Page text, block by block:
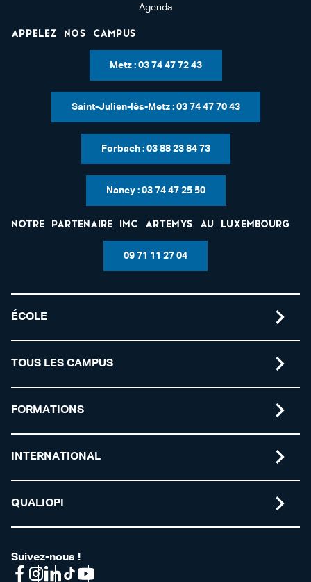
Agenda
Appelez nos campus
Metz : 03 74 47 72 43
Saint-Julien-lès-Metz : 03 74 47 70 43
Forbach : 03 88 23 84 73
Nancy : 03 74 47 25 50
Notre partenaire IMC Artemys au Luxembourg
09 71 11 27 04
ÉCOLE
TOUS LES CAMPUS
FORMATIONS
INTERNATIONAL
QUALIOPI
Suivez-nous !